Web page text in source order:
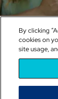
Política de
By clicking
cookies on
site usage,